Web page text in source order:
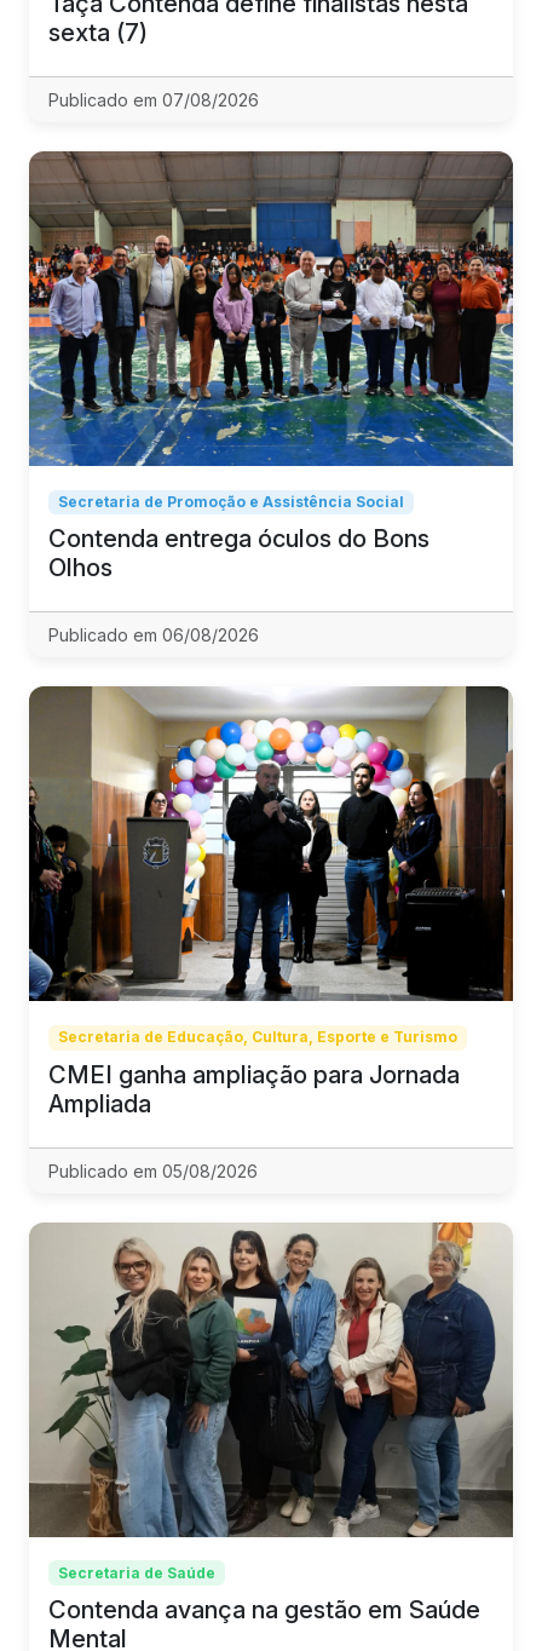
sexta (7)
Publicado em 07/08/2026
Secretaria de Promoção e Assistência Social
Contenda entrega óculos do Bons
Olhos
Publicado em 06/08/2026
Secretaria de Educação, Cultura, Esporte e Turismo
CMEI ganha ampliação para Jornada
Ampliada
Publicado em 05/08/2026
Secretaria de Saúde
Contenda avança na gestão em Saúde
Mental